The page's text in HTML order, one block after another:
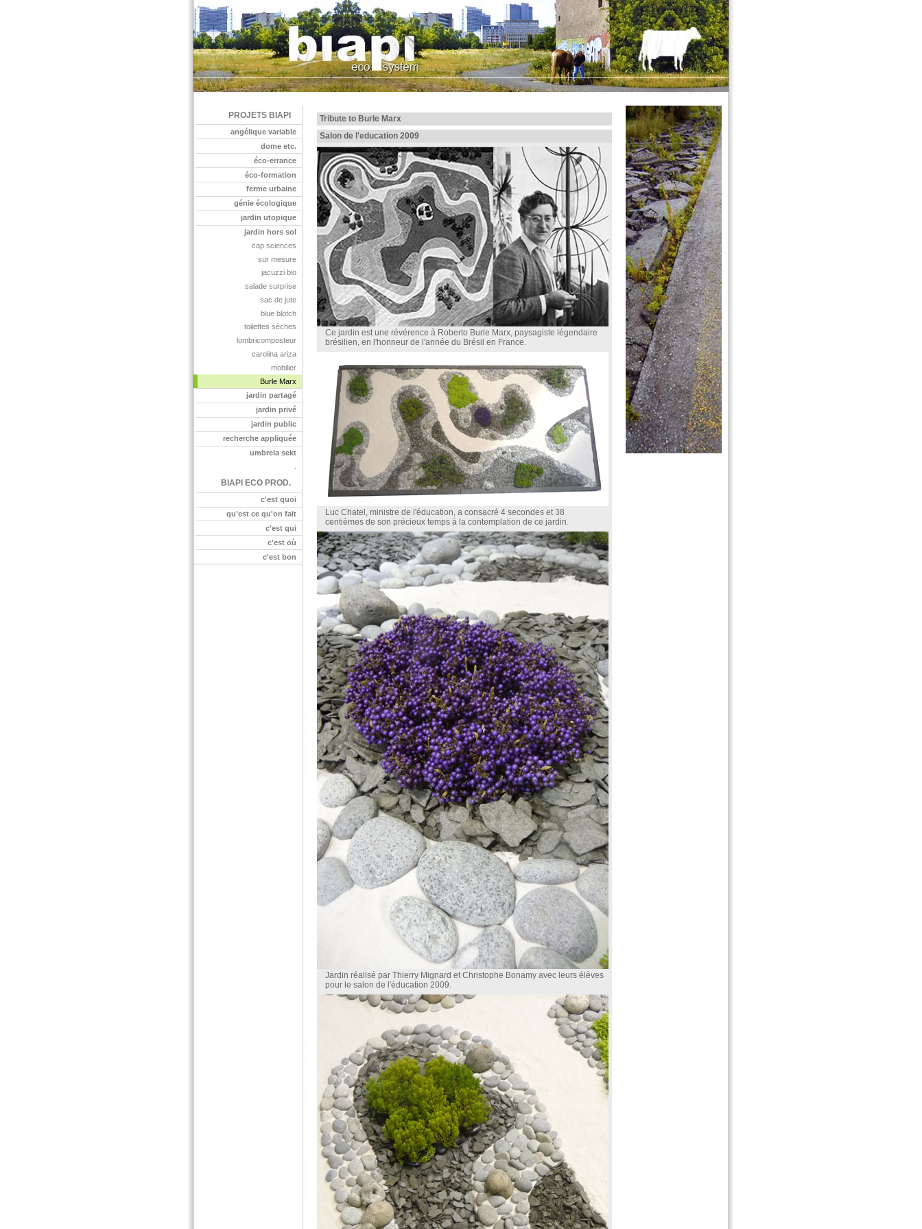
PROJETS BIAPI
angélique variable
dome etc.
éco-errance
éco-formation
ferme urbaine
génie écologique
jardin utopique
jardin hors sol
cap sciences
sur mesure
jacuzzi bio
salade surprise
sac de jute
blue blotch
toilettes sèches
lombricomposteur
carolina ariza
mobilier
Burle Marx
jardin partagé
jardin privé
jardin public
recherche appliquée
umbrela sekt
BIAPI ECO PROD.
c'est quoi
qu'est ce qu'on fait
c'est qui
c'est où
c'est bon
Tribute to Burle Marx
Salon de l'education 2009
Ce jardin est une révérence à Roberto Burle Marx, paysagiste légendaire
brésilien, en l'honneur de l'année du Brésil en France.
Luc Chatel, ministre de l'éducation, a consacré 4 secondes et 38
centièmes de son précieux temps à la contemplation de ce jardin.
Jardin réalisé par Thierry Mignard et Christophe Bonamy avec leurs élèves
pour le salon de l'éducation 2009.